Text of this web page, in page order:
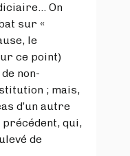
On
sur «
le
ce point)
non-
; mais,
d’un autre
précédent, qui,
de